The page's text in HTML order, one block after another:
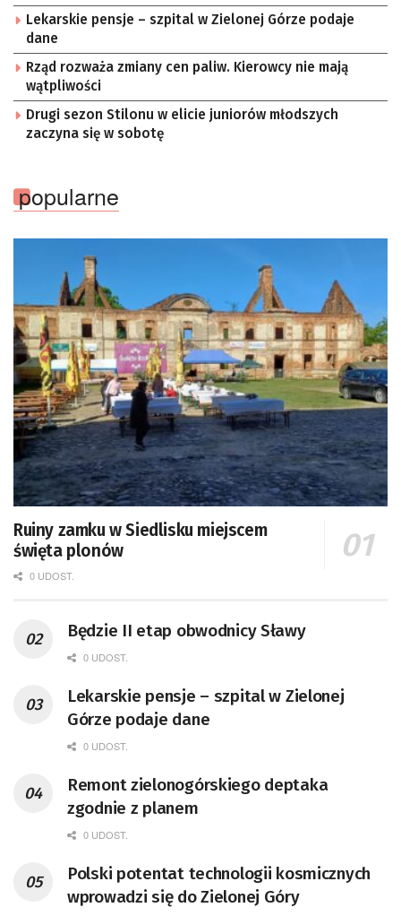
Lekarskie pensje – szpital w Zielonej Górze podaje
dane
Rząd rozważa zmiany cen paliw. Kierowcy nie mają
wątpliwości
Drugi sezon Stilonu w elicie juniorów młodszych
zaczyna się w sobotę
popularne
Ruiny zamku w Siedlisku miejscem
święta plonów
0 UDOST.
Będzie II etap obwodnicy Sławy
0 UDOST.
Lekarskie pensje – szpital w Zielonej
Górze podaje dane
0 UDOST.
Remont zielonogórskiego deptaka
zgodnie z planem
0 UDOST.
Polski potentat technologii kosmicznych
wprowadzi się do Zielonej Góry